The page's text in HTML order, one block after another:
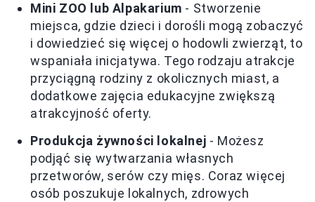
Mini ZOO lub Alpakarium - Stworzenie
miejsca, gdzie dzieci i dorośli mogą zobaczyć
i dowiedzieć się więcej o hodowli zwierząt, to
wspaniała inicjatywa. Tego rodzaju atrakcje
przyciągną rodziny z okolicznych miast, a
dodatkowe zajęcia edukacyjne zwiększą
atrakcyjność oferty.
Produkcja żywności lokalnej - Możesz
podjąć się wytwarzania własnych
przetworów, serów czy mięs. Coraz więcej
osób poszukuje lokalnych, zdrowych